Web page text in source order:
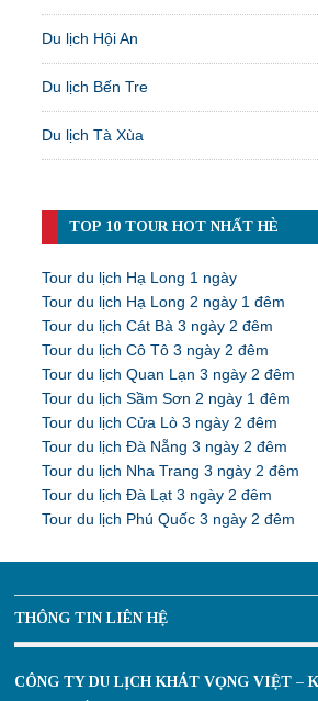
Du lịch Hội An
Du lịch Bến Tre
Du lịch Tà Xùa
TOP 10 TOUR HOT NHẤT HÈ
Tour du lịch Hạ Long 1 ngày
Tour du lịch Hạ Long 2 ngày 1 đêm
Tour du lịch Cát Bà 3 ngày 2 đêm
Tour du lịch Cô Tô 3 ngày 2 đêm
Tour du lịch Quan Lạn 3 ngày 2 đêm
Tour du lịch Sầm Sơn 2 ngày 1 đêm
Tour du lịch Cửa Lò 3 ngày 2 đêm
Tour du lịch Đà Nẵng 3 ngày 2 đêm
Tour du lịch Nha Trang 3 ngày 2 đêm
Tour du lịch Đà Lạt 3 ngày 2 đêm
Tour du lịch Phú Quốc 3 ngày 2 đêm
THÔNG TIN LIÊN HỆ
CÔNG TY DU LỊCH KHÁT VỌNG VIỆT –